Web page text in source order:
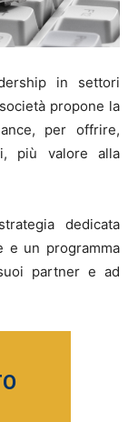
in settori
propone la
per offrire,
più valore alla
dedicata
e un programma
partner e ad